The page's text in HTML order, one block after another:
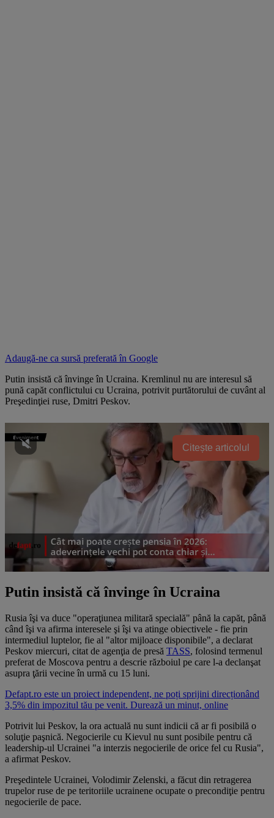
Adaugă-ne ca sursă preferată în Google
Putin insistă că învinge în Ucraina. Kremlinul nu are interesul să
pună capăt conflictului cu Ucraina, potrivit purtătorului de cuvânt al
Preşedinţiei ruse, Dmitri Peskov.
Citește articolul
Putin insistă că învinge în Ucraina
Rusia îşi va duce "operaţiunea militară specială" până la capăt, până
când îşi va afirma interesele şi îşi va atinge obiectivele - fie prin
intermediul luptelor, fie al "altor mijloace disponibile", a declarat
Peskov miercuri, citat de agenţia de presă TASS, folosind termenul
preferat de Moscova pentru a descrie războiul pe care l-a declanşat
asupra ţării vecine în urmă cu 15 luni.
Defapt.ro este un proiect independent, ne poți sprijini direcționând
3,5% din impozitul tău pe venit. Durează un minut, online
Potrivit lui Peskov, la ora actuală nu sunt indicii că ar fi posibilă o
soluţie paşnică. Negocierile cu Kievul nu sunt posibile pentru că
leadership-ul Ucrainei "a interzis negocierile de orice fel cu Rusia",
a afirmat Peskov.
Preşedintele Ucrainei, Volodimir Zelenski, a făcut din retragerea
trupelor ruse de pe teritoriile ucrainene ocupate o precondiţie pentru
negocierile de pace.